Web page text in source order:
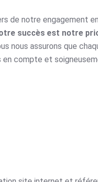
de notre engagement
succès est notre
nous assurons que
compte et